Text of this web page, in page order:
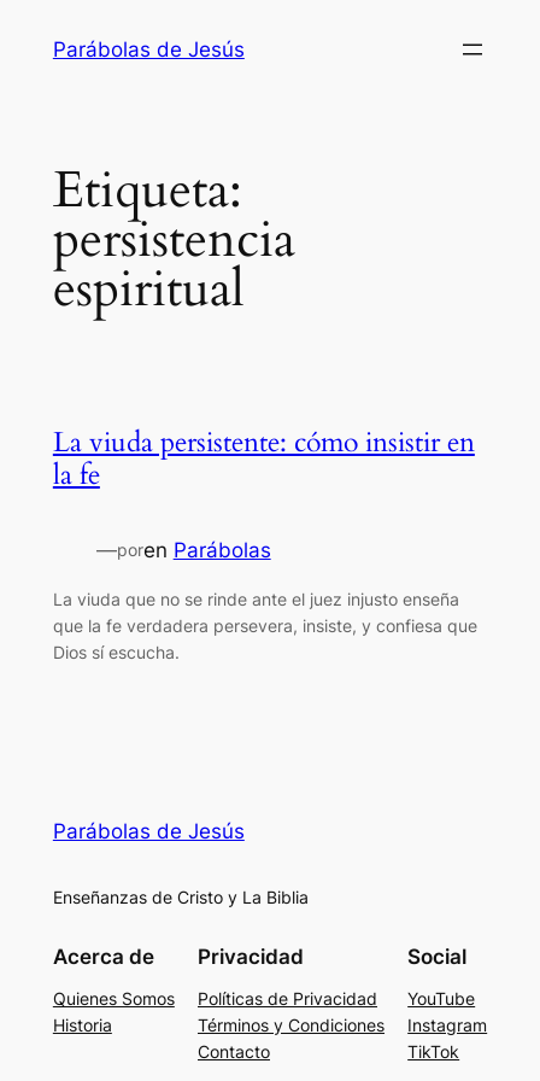
Parábolas de Jesús
Etiqueta:
persistencia
espiritual
La viuda persistente: cómo insistir en
la fe
—poren Parábolas
La viuda que no se rinde ante el juez injusto enseña
que la fe verdadera persevera, insiste, y confiesa que
Dios sí escucha.
Parábolas de Jesús
Enseñanzas de Cristo y La Biblia
Acerca de
Quienes Somos
Historia
Privacidad
Políticas de Privacidad
Términos y Condiciones
Contacto
Social
YouTube
Instagram
TikTok